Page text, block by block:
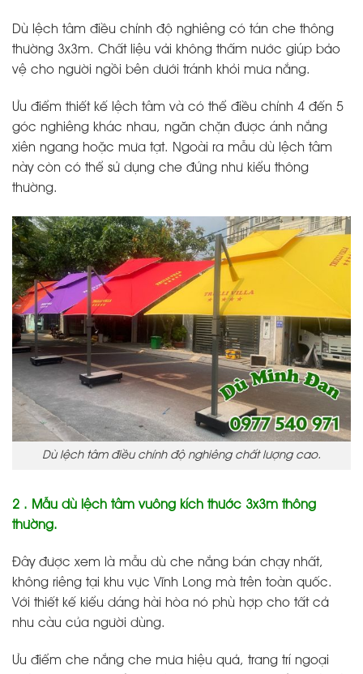
Dù lệch tâm điều chỉnh độ nghiêng có tán che thông
thường 3x3m. Chất liệu vải không thấm nước giúp bảo
vệ cho người ngồi bên dưới tránh khỏi mưa nắng.
Ưu điểm thiết kế lệch tâm và có thể điều chỉnh 4 đến 5
góc nghiêng khác nhau, ngăn chặn được ánh nắng
xiên ngang hoặc mưa tạt. Ngoài ra mẫu dù lệch tâm
này còn có thể sử dụng che đứng như kiểu thông
thường.
Dù lệch tâm điều chỉnh độ nghiêng chất lượng cao.
2 . Mẫu dù lệch tâm vuông kích thước 3x3m thông
thường.
Đây được xem là mẫu dù che nắng bán chạy nhất,
không riêng tại khu vực Vĩnh Long mà trên toàn quốc.
Với thiết kế kiểu dáng hài hòa nó phù hợp cho tất cả
nhu càu của người dùng.
Ưu điểm che nắng che mưa hiệu quả, trang trí ngoại